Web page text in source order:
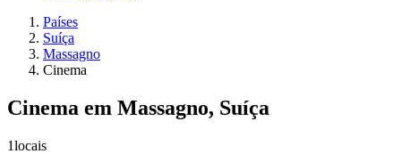
Países
Suíça
Massagno
Cinema
Cinema em Massagno, Suíça
1locais